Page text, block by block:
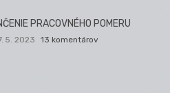
PRACOVNÉHO POMERU
5. 2023 13 komentárov